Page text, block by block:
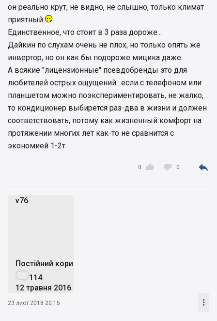
он реально крут, не видно, не слышно, только климат
приятный
Единственное, что стоит в 3 раза дороже...
Дайкин по слухам очень не плох, но только опять же
инвертор, но он как бы подороже мицика даже.
А всякие "лицензионные" псевдобренды это для
любителей острых ощущений.. если с телефоном или
планшетом можно поэкспериментировать, не жалко,
то кондиционер выбирется раз-два в жизни и должен
соответствовать, потому как жизненный комфорт на
протяжении многих лет как-то не сравнится с
экономией 1-2т.

0  0 
v76
Постійний користувач
114
12 травня 2016
23 лист 2018 20:15 